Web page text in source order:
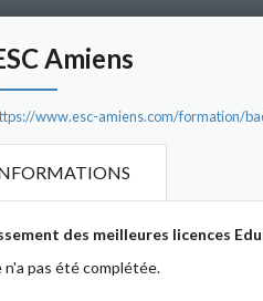
Amiens
www.esc-amiens.com/formation/
des meilleures licences
pas été complétée.